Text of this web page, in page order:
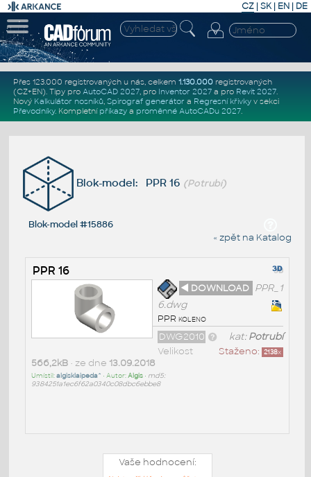
CZ | SK| EN | DE
Přes 123.000 registrovaných u nás, celkem 1.130.000registrovaných
(CZ+EN). Tipy pro AutoCAD 2027, pro Inventor 2027a pro Revit 2027.
Nový Kalkulátor nosníků, Spirograf generátor a Regresní křivkyv sekci
Převodníky. Kompletní příkazya proměnné AutoCADu 2027.
Blok-model: PPR 16 (Potrubí)
Blok-model #15886
« zpět na Katalog
PPR 16
◄ DOWNLOAD PPR_1
6.dwg
PPR koleno
kat:Potrubí
DWG2010
Staženo: 2138x
Velikost
566,2kB• ze dne 13.09.2018
Umístil:algisklaipeda^ • Autor:Algis• md5:
9384251a1ec6f62a0340c08dbc6ebbe8
Vaše hodnocení: